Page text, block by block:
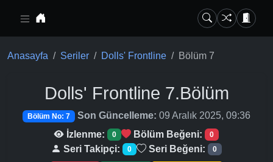
Anasayfa Seriler Dolls' Frontline Bölüm 7
Dolls' Frontline 7.Bölüm
Bölüm No: 7 Son Güncelleme: 09 Aralık 2025, 09:36
İzlenme:
0 Bölüm Beğeni: 0
Seri Takipçi: 0 Seri Beğeni: 0